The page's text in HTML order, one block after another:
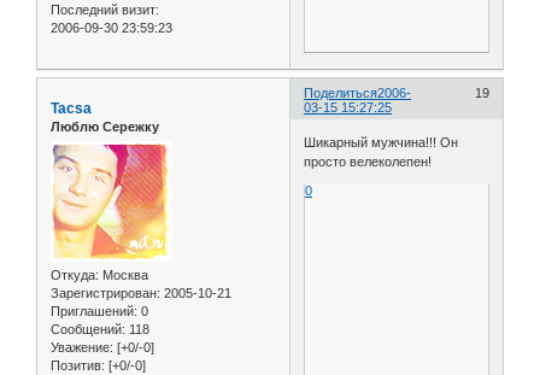
Последний визит:
2006-09-30 23:59:23
Поделиться 19
2006-
03-15 15:27:25
Tacsa
Люблю Сережку
Откуда: Москва
Зарегистрирован: 2005-10-21
Приглашений: 0
Сообщений: 118
Уважение: [+0/-0]
Позитив: [+0/-0]
Шикарный мужчина!!! Он
просто велеколепен!
0